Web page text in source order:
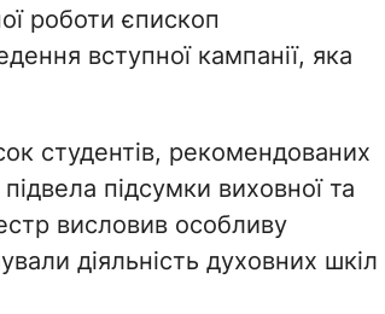
роботи єпископ
вступної кампанії, яка
студентів, рекомендованих
підсумки виховної та
висловив особливу
діяльність духовних шкіл